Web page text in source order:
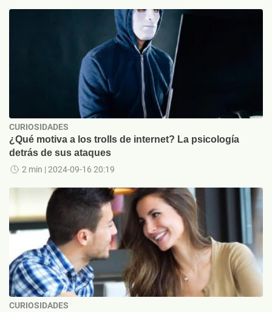
CURIOSIDADES
¿Qué motiva a los trolls de internet? La psicología
detrás de sus ataques
2 min | 2024-09-16 20:19
CURIOSIDADES